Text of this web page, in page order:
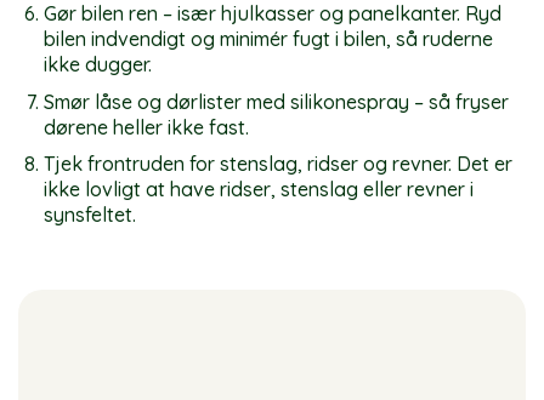
Gør bilen ren – især hjulkasser og panelkanter. Ryd
bilen indvendigt og minimér fugt i bilen, så ruderne
ikke dugger.
Smør låse og dørlister med silikonespray – så fryser
dørene heller ikke fast.
Tjek frontruden for stenslag, ridser og revner. Det er
ikke lovligt at have ridser, stenslag eller revner i
synsfeltet.